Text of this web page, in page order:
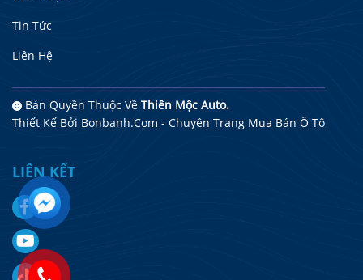
Tin Tức
Liên Hệ
Bản Quyền Thuộc Về Thiên Mộc Auto.
Thiết Kế Bởi Bonbanh.com - Chuyên Trang Mua Bán Ô Tô
LIÊN KẾT